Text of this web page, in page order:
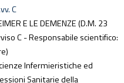
C
E LE DEMENZE (D.M. 23
C - Responsabile scientifico:
Infermieristiche ed
Sanitarie della